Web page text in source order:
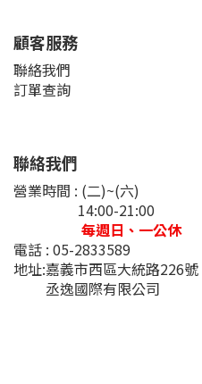
顧客服務
聯絡我們
訂單查詢
聯絡我們
營業時間 : (二)~(六)
14:00-21:00
每週日、一公休
電話 : 05-2833589
地址:嘉義市西區大統路226號
丞逸國際有限公司